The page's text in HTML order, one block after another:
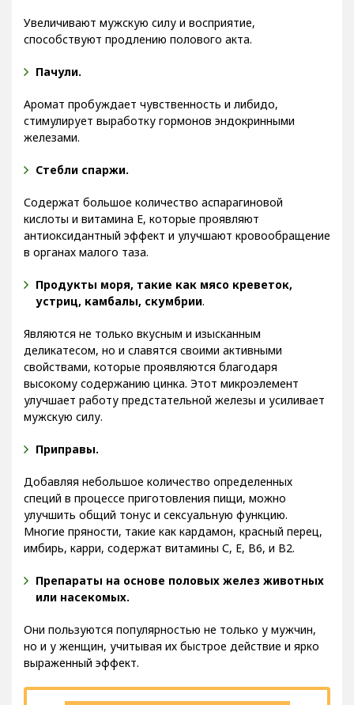
Увеличивают мужскую силу и восприятие,
способствуют продлению полового акта.
Пачули.
Аромат пробуждает чувственность и либидо,
стимулирует выработку гормонов эндокринными
Стебли спаржи.
Содержат большое количество аспарагиновой
кислоты и витамина Е, которые проявляют
антиоксидантный эффект и улучшают кровообращение
в органах малого таза.
Продукты моря, такие как мясо креветок,
устриц, камбалы, скумбрии
Являются не только вкусным и изысканным
деликатесом, но и славятся своими активными
свойствами, которые проявляются благодаря
высокому содержанию цинка. Этот микроэлемент
улучшает работу предстательной железы и усиливает
мужскую силу.
Приправы.
Добавляя небольшое количество определенных
специй в процессе приготовления пищи, можно
улучшить общий тонус и сексуальную функцию.
Многие пряности, такие как кардамон, красный перец,
имбирь, карри, содержат витамины С, Е, В6, и В2.
Препараты на основе половых желез животных
Они пользуются популярностью не только у мужчин,
но и у женщин, учитывая их быстрое действие и ярко
выраженный эффект.